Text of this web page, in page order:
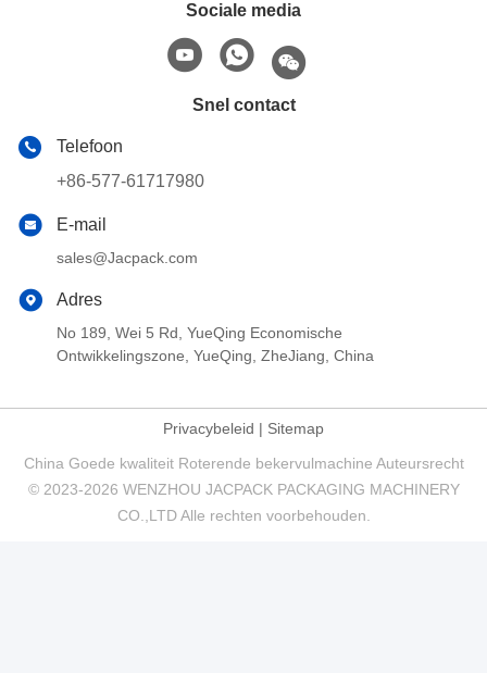
Sociale media
Snel contact
Telefoon
+86-577-61717980
E-mail
sales@Jacpack.com
Adres
No 189, Wei 5 Rd, YueQing Economische
Ontwikkelingszone, YueQing, ZheJiang, China
Privacybeleid | Sitemap
China Goede kwaliteit Roterende bekervulmachine Auteursrecht
© 2023-2026 WENZHOU JACPACK PACKAGING MACHINERY
CO.,LTD Alle rechten voorbehouden.